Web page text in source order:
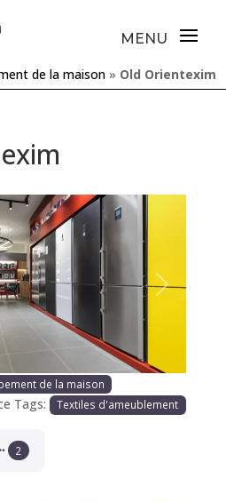
de la maison » Old Orientexim
Prochaine
de la maison
Tags: Textiles d'ameublement
2